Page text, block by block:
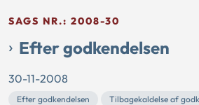
SAGS NR.: 2008-30
Efter godkendelsen
30-11-2008
Efter godkendelsen Tilbagekaldelse af